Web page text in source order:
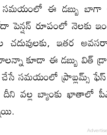
ఈ డబ్బు బాగా
పెన్షన్ రూపంలో నెలకు
చదువులకు, ఇతర
కూడా ఈ డబ్బు విత్
సమయంలో ప్రాబ్లమ్స్ ఫేస్
వల్ల బ్యాంకు ఖాతాలో